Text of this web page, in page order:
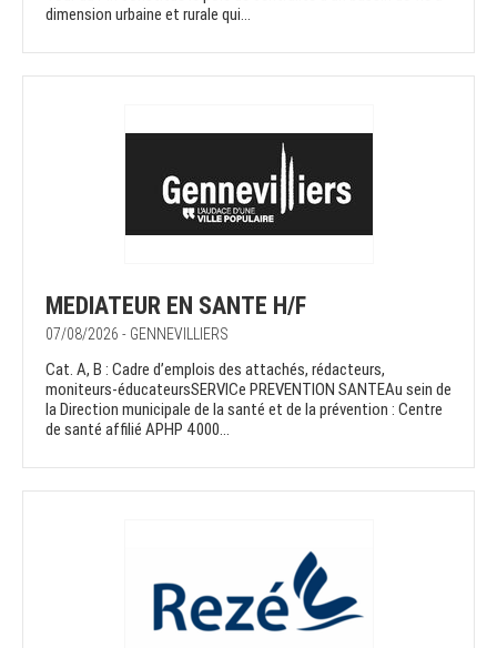
dimension urbaine et rurale qui...
MEDIATEUR EN SANTE H/F
07/08/2026 - GENNEVILLIERS
Cat. A, B : Cadre d’emplois des attachés, rédacteurs,
moniteurs-éducateursSERVICe PREVENTION SANTEAu sein de
la Direction municipale de la santé et de la prévention : Centre
de santé affilié APHP 4000...